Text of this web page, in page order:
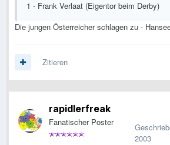
1 - Frank Verlaat (Eigentor beim Derby)
Die jungen Österreicher schlagen zu -
Zitieren
rapidlerfreak
Fanatischer Poster
2003